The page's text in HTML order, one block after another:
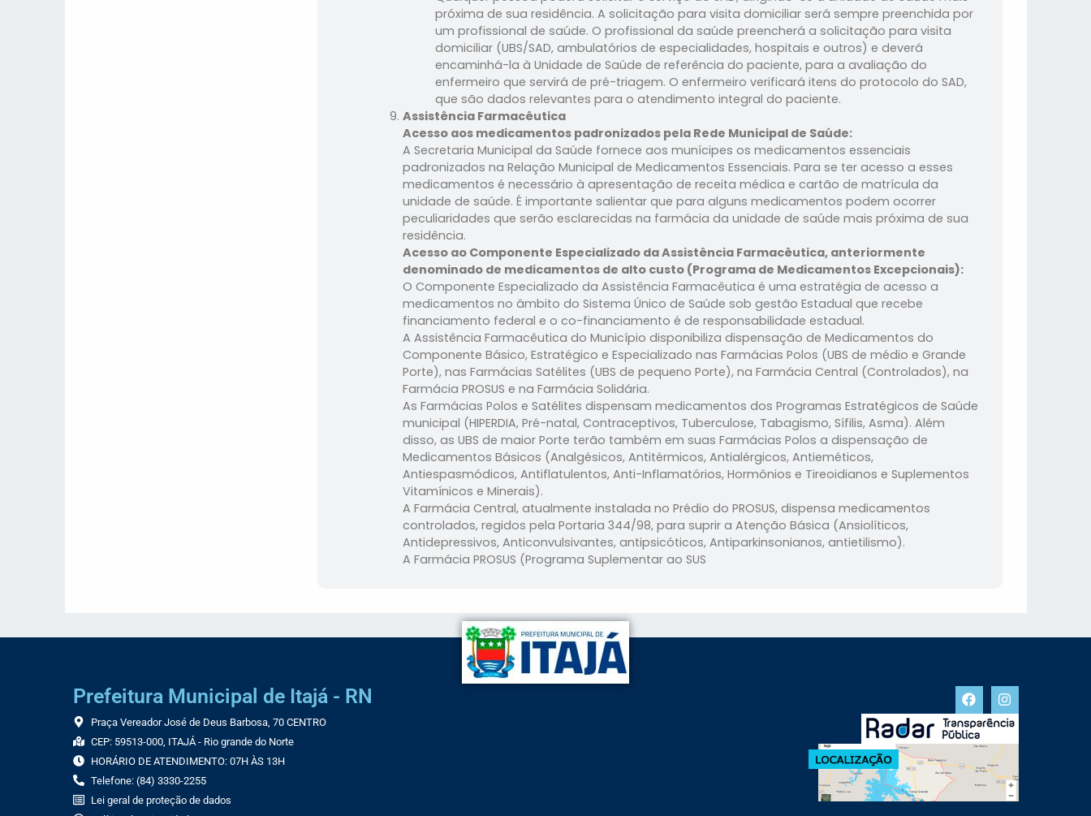
próxima de sua residência. A solicitação para visita domiciliar será sempre preenchida por
um profissional de saúde. O profissional da saúde preencherá a solicitação para visita
domiciliar (UBS/SAD, ambulatórios de especialidades, hospitais e outros) e deverá
encaminhá-la à Unidade de Saúde de referência do paciente, para a avaliação do
enfermeiro que servirá de pré-triagem. O enfermeiro verificará itens do protocolo do SAD,
que são dados relevantes para o atendimento integral do paciente.
Assistência Farmacêutica
Acesso aos medicamentos padronizados pela Rede Municipal de Saúde:
A Secretaria Municipal da Saúde fornece aos munícipes os medicamentos essenciais
padronizados na Relação Municipal de Medicamentos Essenciais. Para se ter acesso a esses
medicamentos é necessário à apresentação de receita médica e cartão de matrícula da
unidade de saúde. É importante salientar que para alguns medicamentos podem ocorrer
peculiaridades que serão esclarecidas na farmácia da unidade de saúde mais próxima de sua
residência.
Acesso ao Componente Especializado da Assistência Farmacêutica, anteriormente
denominado de medicamentos de alto custo (Programa de Medicamentos Excepcionais):
O Componente Especializado da Assistência Farmacêutica é uma estratégia de acesso a
medicamentos no âmbito do Sistema Único de Saúde sob gestão Estadual que recebe
financiamento federal e o co-financiamento é de responsabilidade estadual.
A Assistência Farmacêutica do Município disponibiliza dispensação de Medicamentos do
Componente Básico, Estratégico e Especializado nas Farmácias Polos (UBS de médio e Grande
Porte), nas Farmácias Satélites (UBS de pequeno Porte), na Farmácia Central (Controlados), na
Farmácia PROSUS e na Farmácia Solidária.
As Farmácias Polos e Satélites dispensam medicamentos dos Programas Estratégicos de Saúde
municipal (HIPERDIA, Pré-natal, Contraceptivos, Tuberculose, Tabagismo, Sífilis, Asma). Além
disso, as UBS de maior Porte terão também em suas Farmácias Polos a dispensação de
Medicamentos Básicos (Analgésicos, Antitérmicos, Antialérgicos, Antieméticos,
Antiespasmódicos, Antiflatulentos, Anti-Inflamatórios, Hormônios e Tireoidianos e Suplementos
Vitamínicos e Minerais).
A Farmácia Central, atualmente instalada no Prédio do PROSUS, dispensa medicamentos
controlados, regidos pela Portaria 344/98, para suprir a Atenção Básica (Ansiolíticos,
Antidepressivos, Anticonvulsivantes, antipsicóticos, Antiparkinsonianos, antietilismo).
A Farmácia PROSUS (Programa Suplementar ao SUS
Prefeitura Municipal de Itajá - RN
Praça Vereador José de Deus Barbosa, 70 CENTRO
CEP: 59513-000, ITAJÁ - Rio grande do Norte
HORÁRIO DE ATENDIMENTO: 07H ÀS 13H
Telefone: (84) 3330-2255
Lei geral de proteção de dados